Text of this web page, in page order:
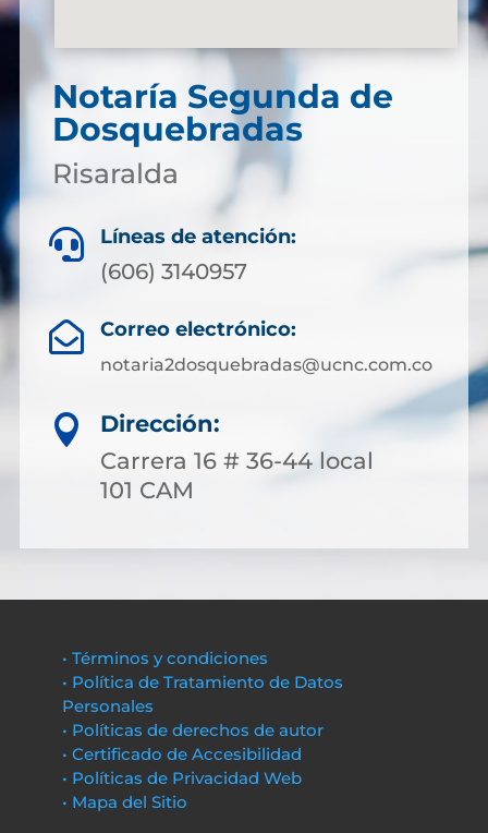
Notaría Segunda de
Dosquebradas
Risaralda
 Líneas de atención:
(606) 3140957
 Correo electrónico:
notaria2dosquebradas@ucnc.com.co

Dirección:
Carrera 16 # 36-44 local
101 CAM
• Términos y condiciones
• Política de Tratamiento de Datos
Personales
• Políticas de derechos de autor
• Certificado de Accesibilidad
• Políticas de Privacidad Web
• Mapa del Sitio